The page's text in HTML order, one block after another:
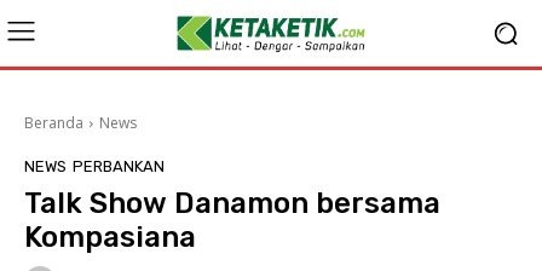
Beranda News
NEWS PERBANKAN
Talk Show Danamon bersama
Kompasiana